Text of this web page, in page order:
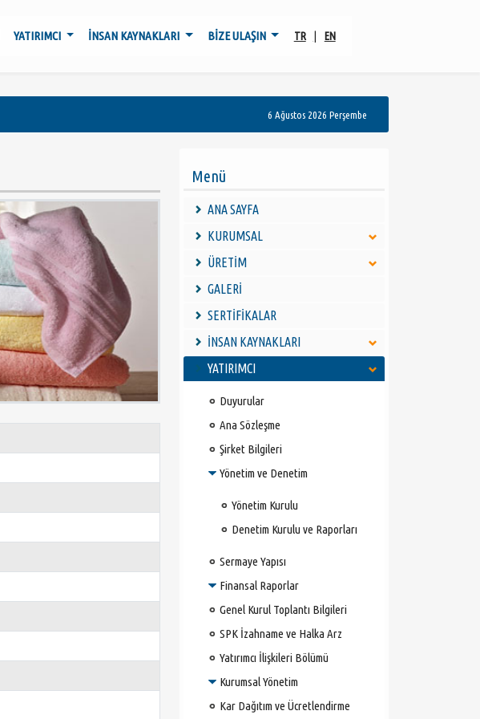
YATIRIMCI İNSAN KAYNAKLARI BİZE ULAŞIN TR | EN
6 Ağustos 2026 Perşembe
Menü
ANA SAYFA
KURUMSAL
ÜRETİM
GALERİ
SERTİFİKALAR
İNSAN KAYNAKLARI
YATIRIMCI
Duyurular
Ana Sözleşme
Şirket Bilgileri
Yönetim ve Denetim
Yönetim Kurulu
Denetim Kurulu ve Raporları
Sermaye Yapısı
Finansal Raporlar
Genel Kurul Toplantı Bilgileri
SPK İzahname ve Halka Arz
Yatırımcı İlişkileri Bölümü
Kurumsal Yönetim
Kar Dağıtım ve Ücretlendirme